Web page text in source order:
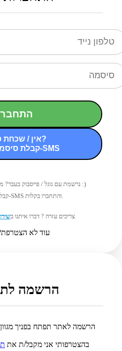
אין / שכחת סיסמה?
קבלת סיסמה חדשה ב-SMS
נרשמת עם גוגל / פייסבוק בעבר? מעכשיו מתחברים עם טלפון :)
קבלו סיסמה חדשה ב-SMS והתחברו בקלות.
צריכים עזרה ? דברו איתנו ב
עוד לא
הרשמה
הרשמה לאתר תפתח בפניך
בהצטרפותי אני מקבל/ת את